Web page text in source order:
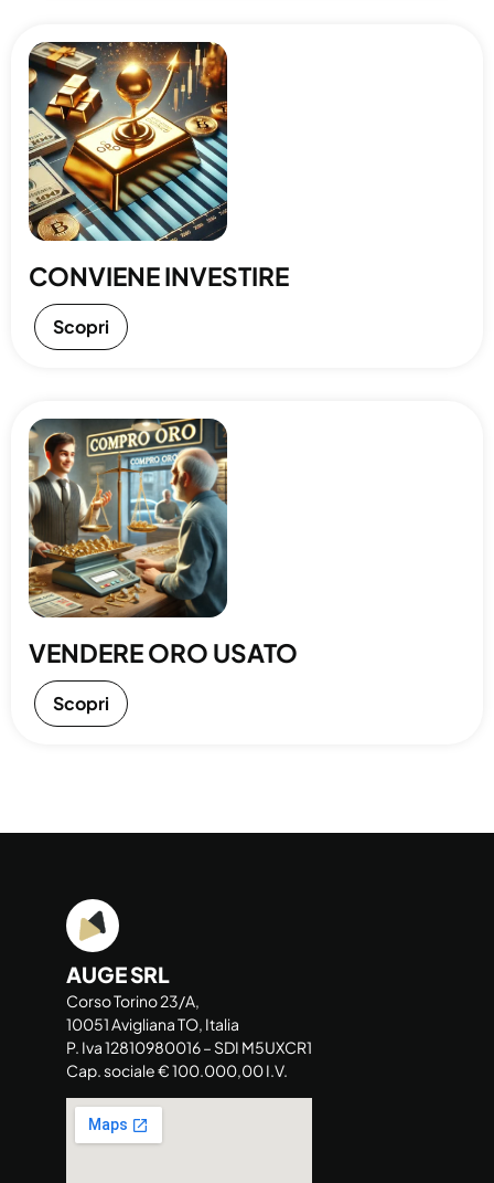
CONVIENE INVESTIRE
Scopri
VENDERE ORO USATO
Scopri
AUGE SRL
Corso Torino 23/A,
10051 Avigliana TO, Italia
P. Iva 12810980016 – SDI M5UXCR1
Cap. sociale € 100.000,00 I.V.